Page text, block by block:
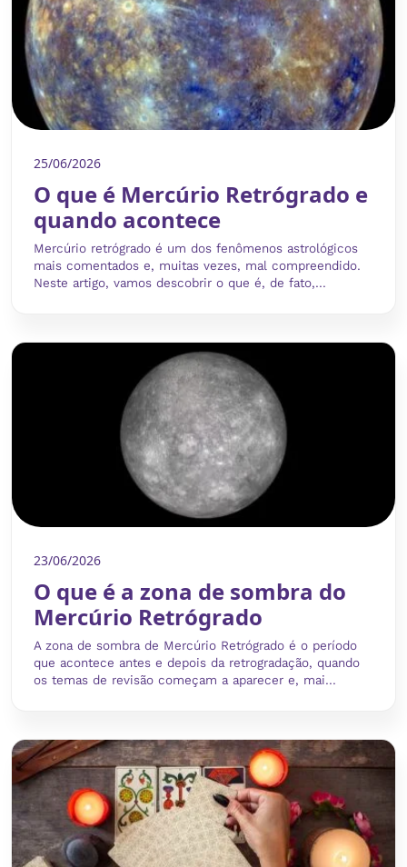
25/06/2026
O que é Mercúrio Retrógrado e
quando acontece
Mercúrio retrógrado é um dos fenômenos astrológicos
mais comentados e, muitas vezes, mal compreendido.
Neste artigo, vamos descobrir o que é, de fato,...
23/06/2026
O que é a zona de sombra do
Mercúrio Retrógrado
A zona de sombra de Mercúrio Retrógrado é o período
que acontece antes e depois da retrogradação, quando
os temas de revisão começam a aparecer e, mai...